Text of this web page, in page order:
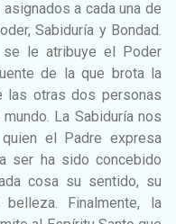
a cada una de
Sabiduría y Bondad.
le atribuye el Poder
de la que brota la
las otras dos personas
La Sabiduría nos
el Padre expresa
ser ha sido concebido
cosa su sentido, su
Finalmente, la